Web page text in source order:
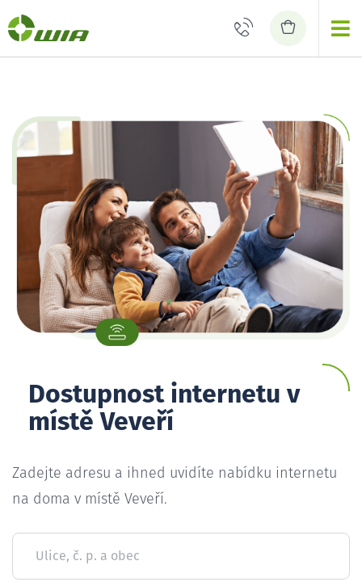
Dostupnost internetu v
místě Veveří
Zadejte adresu a ihned uvidíte nabídku internetu
na doma v místě Veveří.
Ulice, č. p. a obec